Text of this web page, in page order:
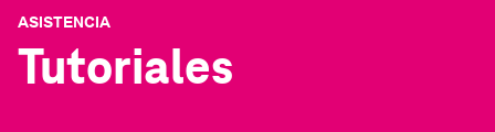
ASISTENCIA
Tutoriales